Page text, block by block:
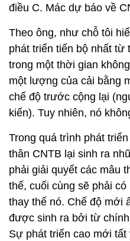
điều C. Mác dự báo về
Theo ông, như chỗ tôi
phát triển tiến bộ nhất
trong một thời gian
một lượng của cải bằng
chế độ trước cộng lại
kiến). Tuy nhiên, nó
Trong quá trình phát
thân CNTB lại sinh ra
phải giải quyết các mâu
thế, cuối cùng sẽ phải
thay thế nó. Chế độ mới
được sinh ra bởi từ
Sự phát triển cao mới tất